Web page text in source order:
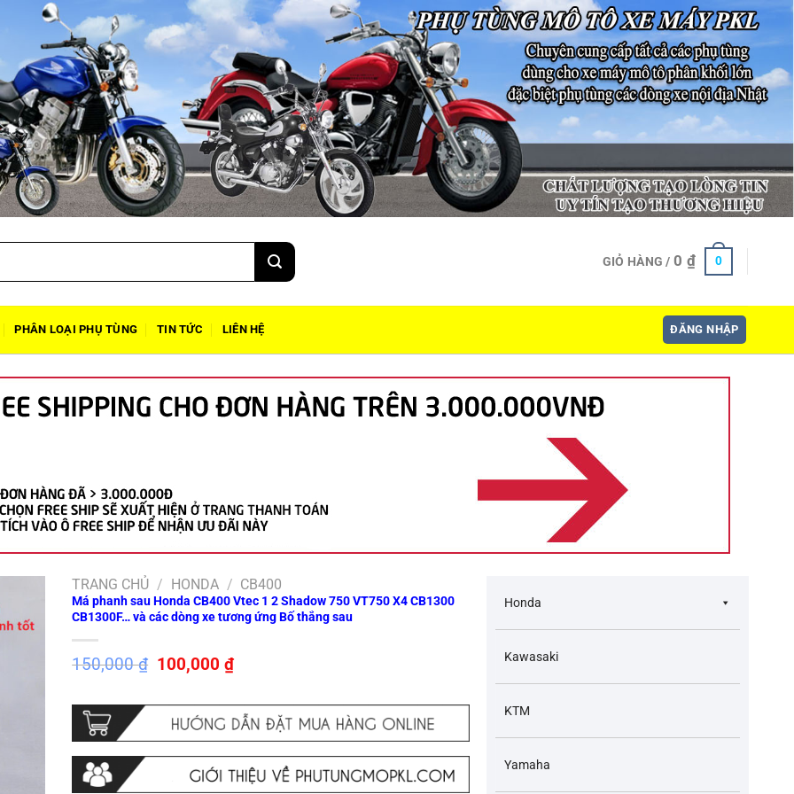
GIỎ HÀNG / 0 ₫ 0
PHÂN LOẠI PHỤ TÙNG TIN TỨC LIÊN HỆ ĐĂNG NHẬP
TRANG CHỦ / HONDA / CB400
Má phanh sau Honda CB400 Vtec 1 2 Shadow 750 VT750 X4 CB1300
CB1300F… và các dòng xe tương ứng Bố thắng sau
150,000₫ Giá
gốc
150,000 ₫.
100,000 ₫Giá
hiện
là:
100,000 ₫.
Honda
Kawasaki
KTM
Yamaha